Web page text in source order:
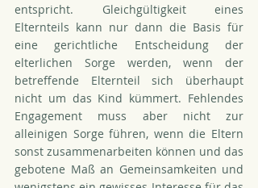
entspricht. Gleichgültigkeit eines
Elternteils kann nur dann die Basis für
eine gerichtliche Entscheidung der
elterlichen Sorge werden, wenn der
betreffende Elternteil sich überhaupt
nicht um das Kind kümmert. Fehlendes
Engagement muss aber nicht zur
alleinigen Sorge führen, wenn die Eltern
sonst zusammenarbeiten können und das
gebotene Maß an Gemeinsamkeiten und